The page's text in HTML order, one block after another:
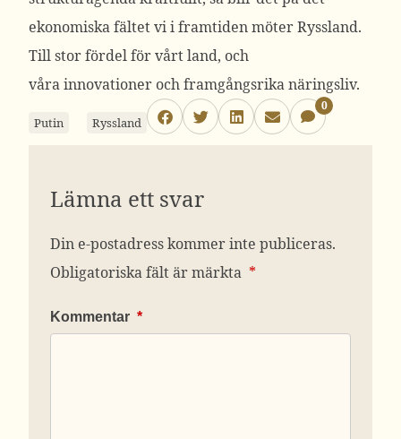
ekonomiska fältet vi i framtiden möter Ryssland.
Till stor fördel för vårt land, och
våra innovationer och framgångsrika näringsliv.
Putin Ryssland
0
Lämna ett svar
Din e-postadress kommer inte publiceras.
Obligatoriska fält är märkta *
Kommentar *